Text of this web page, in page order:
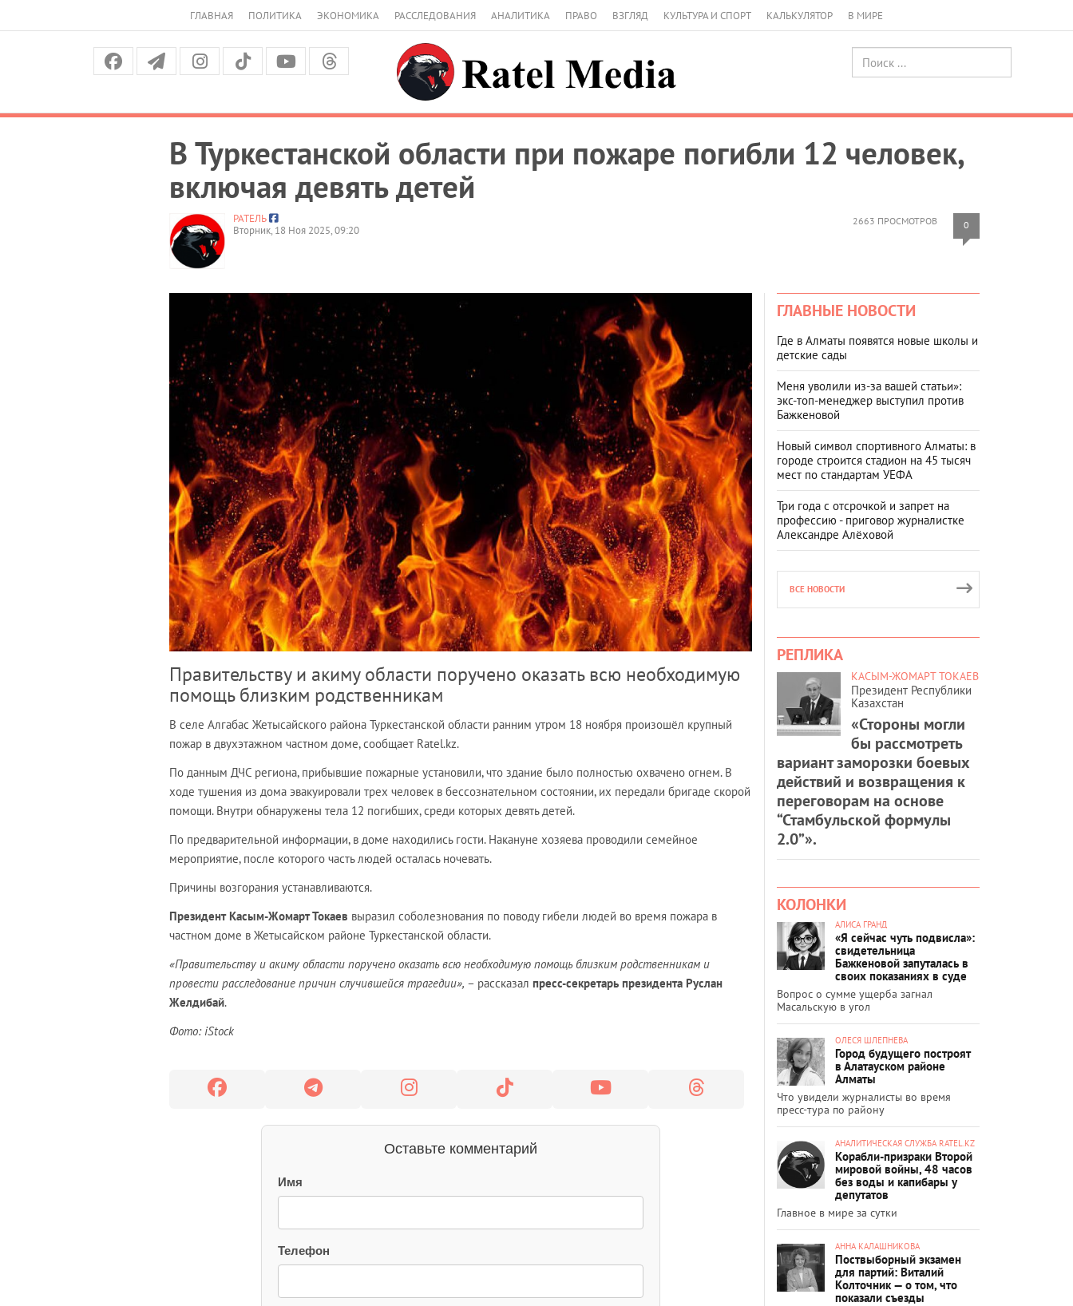
ГЛАВНАЯ ПОЛИТИКА ЭКОНОМИКА РАССЛЕДОВАНИЯ АНАЛИТИКА ПРАВО ВЗГЛЯД КУЛЬТУРА И СПОРТ КАЛЬКУЛЯТОР В МИРЕ
В Туркестанской области при пожаре погибли 12 человек,
включая девять детей
2663 ПРОСМОТРОВ 0
РАТЕЛЬ
Вторник, 18 Ноя 2025, 09:20
Правительству и акиму области поручено оказать всю необходимую
помощь близким родственникам
В селе Алгабас Жетысайского района Туркестанской области ранним утром 18 ноября произошёл крупный
пожар в двухэтажном частном доме, сообщает Ratel.kz.
По данным ДЧС региона, прибывшие пожарные установили, что здание было полностью охвачено огнем. В
ходе тушения из дома эвакуировали трех человек в бессознательном состоянии, их передали бригаде скорой
помощи. Внутри обнаружены тела 12 погибших, среди которых девять детей.
По предварительной информации, в доме находились гости. Накануне хозяева проводили семейное
мероприятие, после которого часть людей осталась ночевать.
Причины возгорания устанавливаются.
Президент Касым-Жомарт Токаев выразил соболезнования по поводу гибели людей во время пожара в
частном доме в Жетысайском районе Туркестанской области.
«Правительству и акиму области поручено оказать всю необходимую помощь близким родственникам и
провести расследование причин случившейся трагедии», – рассказал пресс-секретарь президента Руслан
Желдибай.
Фото: iStock
Оставьте комментарий
Имя
Телефон
ГЛАВНЫЕ НОВОСТИ
Где в Алматы появятся новые школы и
детские сады
Меня уволили из-за вашей статьи»:
экс-топ-менеджер выступил против
Бажкеновой
Новый символ спортивного Алматы: в
городе строится стадион на 45 тысяч
мест по стандартам УЕФА
Три года с отсрочкой и запрет на
профессию - приговор журналистке
Александре Алёховой
ВСЕ НОВОСТИ
РЕПЛИКА
КАСЫМ-ЖОМАРТ ТОКАЕВ
Президент Республики
Казахстан
«Стороны могли
бы рассмотреть
вариант заморозки боевых
действий и возвращения к
переговорам на основе
“Стамбульской формулы
2.0”».
КОЛОНКИ
АЛИСА ГРАНД
«Я сейчас чуть подвисла»:
свидетельница
Бажкеновой запуталась в
своих показаниях в суде
Вопрос о сумме ущерба загнал
Масальскую в угол
ОЛЕСЯ ШЛЕПНЕВА
Город будущего построят
в Алатауском районе
Алматы
Что увидели журналисты во время
пресс-тура по району
АНАЛИТИЧЕСКАЯ СЛУЖБА RATEL.KZ
Корабли-призраки Второй
мировой войны, 48 часов
без воды и капибары у
депутатов
Главное в мире за сутки
АННА КАЛАШНИКОВА
Поствыборный экзамен
для партий: Виталий
Колточник — о том, что
показали съезды